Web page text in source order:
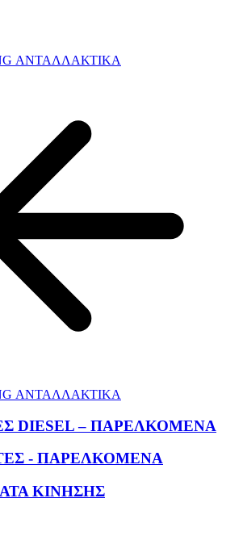
ΑΝΤΑΛΛΑΚΤΙΚΑ
ΑΝΤΑΛΛΑΚΤΙΚΑ
DIESEL – ΠΑΡΕΛΚΟΜΕΝΑ
- ΠΑΡΕΛΚΟΜΕΝΑ
ΚΙΝΗΣΗΣ